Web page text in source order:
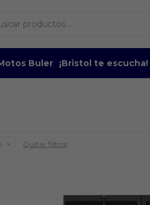
Buler ¡Bristol te escucha!
Quitar filtros